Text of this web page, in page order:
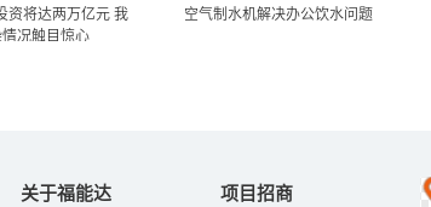
资将达两万亿元 我
况触目惊心
空气制水机解决办公饮水问题
关于福能达 项目招商